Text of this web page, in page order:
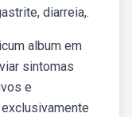
diarreia,.
album em
sintomas
e